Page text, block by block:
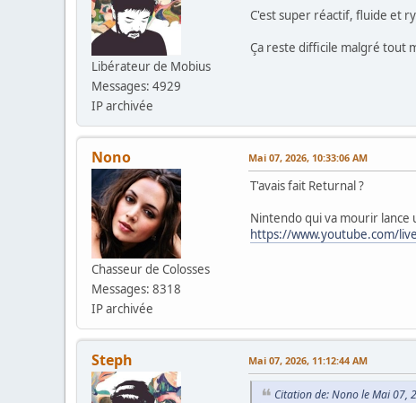
Libérateur de Mobius
Messages: 4929
IP archivée
C'est super réactif, fluide et
Ça reste difficile malgré tout
Nono
Chasseur de Colosses
Messages: 8318
IP archivée
Mai 07, 2026, 10:33:06 AM
T'avais fait Returnal ?
Nintendo qui va mourir
https://www.youtube.com/
Steph Mai 07, 2026, 11:12:44 AM
Citation de: Nono le Mai 07,